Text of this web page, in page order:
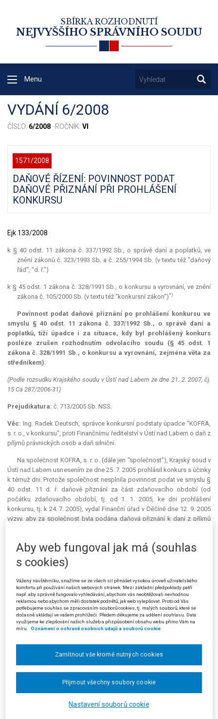
SBÍRKA ROZHODNUTÍ
NEJVYŠŠÍHO SPRÁVNÍHO SOUDU
Menu
VYDÁNÍ 6/2008
ČÍSLO: 6/2008 · ROČNÍK: VI
1571/2008
DAŇOVÉ ŘÍZENÍ: POVINNOST PODAT
DAŇOVÉ PŘIZNÁNÍ PŘI PROHLÁŠENÍ
KONKURSU
Ejk 133/2008
k § 40 odst. 11 zákona č. 337/1992 Sb., o správě daní a poplatků, ve
znění zákonů č. 323/1993 Sb. a č. 255/1994 Sb. (v textu též "daňový
řád", "d. ř.")
k § 45 odst. 1 zákona č. 328/1991 Sb., o konkursu a vyrovnání, ve znění
zákona č. 105/2000 Sb. (v textu též "konkursní zákon")*)
Povinnost podat daňové přiznání po prohlášení konkursu ve
smyslu § 40 odst. 11 zákona č. 337/1992 Sb., o správě daní a
poplatků, tíží úpadce i za situace, kdy byl prohlášený konkurs
posléze zrušen rozhodnutím odvolacího soudu (§ 45 odst. 1
zákona č. 328/1991 Sb., o konkursu a vyrovnání, zejména věta za
středníkem).
(Podle rozsudku Krajského soudu v Ústí nad Labem ze dne 21. 2. 2007, čj.
15 Ca 287/2006-31)
Prejudikatura: č. 713/2005 Sb. NSS.
Věc: Ing. Radek Deutsch, správce konkursní podstaty úpadce "KOFRA,
s. r. o., v konkursu", proti Finančnímu ředitelství v Ústí nad Labem o daň z
příjmů právnických osob a daň silniční.
Na společnost KOFRA, s. r. o. (dále jen "společnost"), Krajský soud v
Ústí nad Labem usnesením ze dne 25. 7. 2005 prohlásil konkurs s účinky
k témuž dni. Protože společnost nesplnila povinnost podat ve smyslu §
40 odst. 11 d. ř. daňové přiznání za část zdaňovacího období (od
počátku zdaňovacího období, tj. od 1. 1. 2005, ke dni prohlášení
konkursu, tj. k 24. 7. 2005), vydal Finanční úřad v Děčíně dne 12. 9. 2005
výzvy, aby za společnost byla podána daňová přiznání k dani z příjmů
Protože společnost na tyto výzvy nereagovala, Finanční úřad v Děčíně
vyměřil podle pomůcek společnosti platebním výměrem ze dne 22. 11.
2006 daň silniční za zdaňovací období od 1. 1. 2005 do 24. 7. 2005.
Proti platebním výměrům se společnost odvolala. Namítala, že Vrchní
soud v Praze usnesením ze dne 13. 10. 2005 pro procesní pochybení
zrušil usnesení Krajského soudu v Ústí nad Labem, kterým byl na
společnost prohlášen konkurs, a věc vrátil krajskému soudu k dalšímu
Žalovaný zamítl odvolání proti platebním výměrům rozhodnutími ze
tj. od právní moci rozhodnutí, a tedy že platnost a účinnost úkonů
zrušením a zánikem jeho účinků dotčena.
Aby web fungoval jak má (souhlas
s cookies)
Vážený návštěvníku, snažíme se ze všech sil přinášet vysokou úroveň uživatelského
komfortu při používání našich webových stránek. Mezi základní předpoklady patří
např. aby správně fungovalo vyhledávání, abychom vás neobtěžovali nevhodnou
reklamou nebo abychom měli dostatek podnětů, jak web vylepšovat. Proto od Vás
potřebujeme souhlas se zpracováním souborů cookies, tj. malých souborů, které se
dočasně ukládají ve vašem prohlížeči. Předem děkujeme za udělení souhlasu. Data
využijeme ke zlepšování našich služeb a přizpůsobení obsahu webu přímo Vám na
míru.
Oznámení o ochraně osobních údajů a souborů cookie
Nastavení souborů cookie
Zamítnout vše kromě nutných cookies
Přijmout všechny soubory cookie